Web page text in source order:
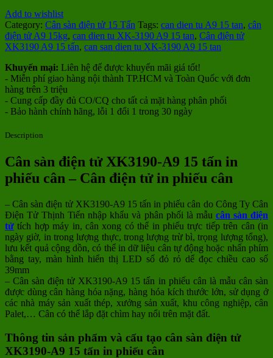
Add to wishlist
Category: Cân sàn điện tử 15 Tấn Tags: can dien tu A9 15 tan, cân
điện tử A9 15kg, can dien tu XK-3190 A9 15 tan, Cân điện tử
XK3190 A9 15 tấn, can san dien tu XK-3190 A9 15 tan
Khuyến mại: Liên hệ để được khuyến mãi giá tốt!
- Miễn phí giao hàng nội thành TP.HCM và Toàn Quốc với đơn
hàng trên 3 triệu
- Cung cấp đầy đủ CO/CQ cho tất cả mặt hàng phân phối
- Bảo hành chính hãng, lỗi 1 đổi 1 trong 30 ngày
Description
Cân sàn điện tử XK3190-A9 15 tấn in
phiếu cân – Cân điện tử in phiếu cân
– Cân sàn điện tử XK3190-A9 15 tấn in phiếu cân do Công Ty Cân
Điện Tử Thịnh Tiến nhập khẩu và phân phối là mẫu cân sàn điện
tử tích hợp máy in, cân xong có thể in phiếu trực tiếp trên cân (in
ngày giờ, in trong lượng thực, trong lượng trừ bì, trọng lượng tổng),
lưu kết quả cộng dồn, có thể in dữ liệu cân tự động hoặc nhấn phím
bằng tay, màn hình hiển thị LED số đỏ rỏ dể đọc chiều cao số
39mm
– Cân sàn điện tử XK3190-A9 15 tấn in phiếu cân là mẫu cân sàn
được dùng cân hàng hóa nặng, hàng hóa kích thước lớn, sử dụng ở
các nhà máy sản xuất thép, xưởng sản xuất, khu công nghiệp, cân
Palet,… Cân có thể lắp đặt chìm hay nổi trên mặt đất.
Thông tin sản phẩm và cấu tạo cân sàn điện tử
XK3190-A9 15 tấn in phiếu cân